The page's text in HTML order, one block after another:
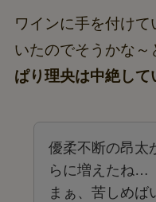
ワインに手を付け
いたのでそうかな～
ぱり理央は中絶して
優柔不断の昂太
らに増えたね…
まぁ、苦しめ